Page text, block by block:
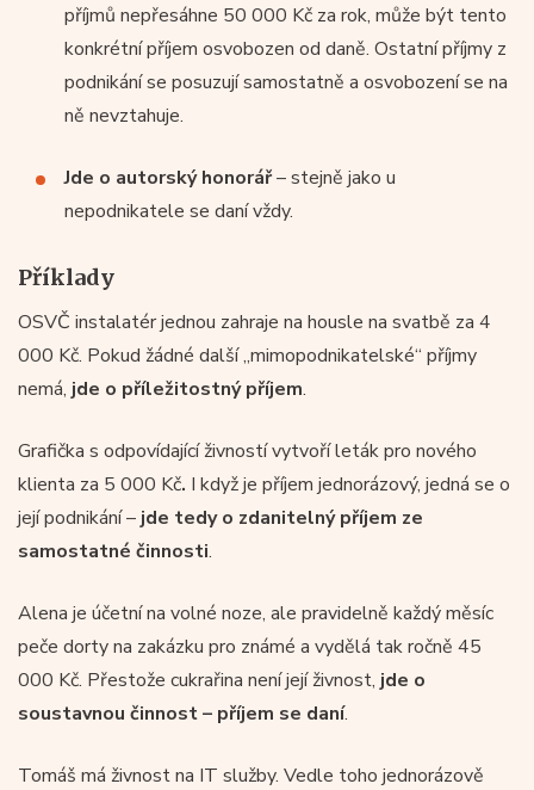
příjmů nepřesáhne 50 000 Kč za rok, může být tento
konkrétní příjem osvobozen od daně. Ostatní příjmy z
podnikání se posuzují samostatně a osvobození se na
ně nevztahuje.
Jde o autorský honorář– stejně jako u
nepodnikatele se daní vždy.
Příklady
OSVČ instalatér jednou zahraje na housle na svatbě za 4
000 Kč. Pokud žádné další „mimopodnikatelské“ příjmy
nemá, jde o příležitostný příjem.
Grafička s odpovídající živností vytvoří leták pro nového
klienta za 5 000 Kč. I když je příjem jednorázový, jedná se o
její podnikání – jde tedy o zdanitelný příjem ze
samostatné činnosti.
Alena je účetní na volné noze, ale pravidelně každý měsíc
peče dorty na zakázku pro známé a vydělá tak ročně 45
000 Kč. Přestože cukrařina není její živnost, jde o
soustavnou činnost – příjem se daní.
Tomáš má živnost na IT služby. Vedle toho jednorázově